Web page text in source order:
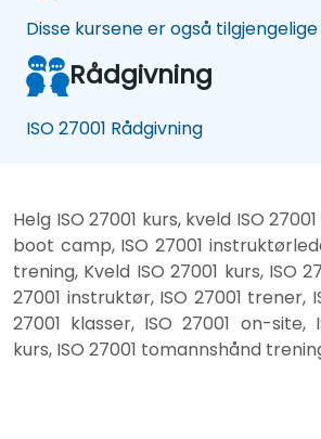
Disse kursene er også
Rådgivning
ISO 27001 Rådgivning
Helg ISO 27001 kurs, kveld ISO
boot camp, ISO 27001
trening, Kveld ISO 27001 kurs, ISO
27001 instruktør, ISO 27001 trener,
27001 klasser, ISO 27001 on-site,
kurs, ISO 27001 tomannshånd